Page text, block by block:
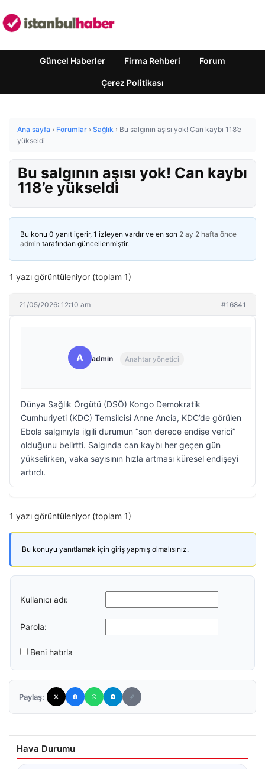
Güncel Haberler Firma Rehberi Forum
Çerez Politikası
Ana sayfa › Forumlar › Sağlık › Bu salgının aşısı yok! Can kaybı 118’e
yükseldi
Bu salgının aşısı yok! Can kaybı
118’e yükseldi
Bu konu 0 yanıt içerir, 1 izleyen vardır ve en son 2 ay 2 hafta önce
admin tarafından güncellenmiştir.
1 yazı görüntüleniyor (toplam 1)
21/05/2026: 12:10 am #16841
A admin Anahtar yönetici
Dünya Sağlık Örgütü (DSÖ) Kongo Demokratik
Cumhuriyeti (KDC) Temsilcisi Anne Ancia, KDC’de görülen
Ebola salgınıyla ilgili durumun “son derece endişe verici”
olduğunu belirtti. Salgında can kaybı her geçen gün
yükselirken, vaka sayısının hızla artması küresel endişeyi
artırdı.
1 yazı görüntüleniyor (toplam 1)
Bu konuyu yanıtlamak için giriş yapmış olmalısınız.
Kullanıcı adı:
Parola:
Beni hatırla
Paylaş:
Hava Durumu